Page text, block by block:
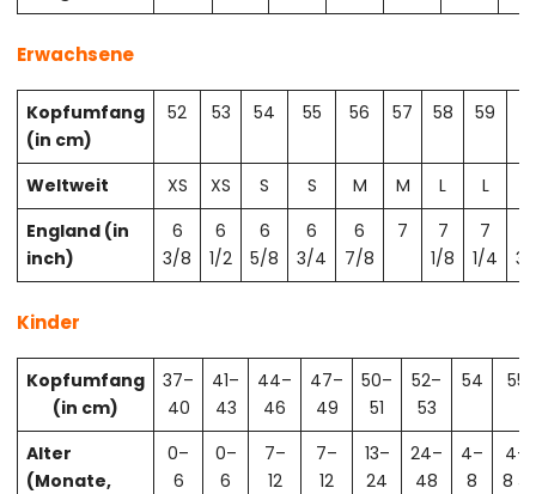
Erwachsene
Kopfumfang
(in cm)
52 53 54 55 56 57 58 59
Weltweit XS XS S S M M L L
England (in
inch)
6
3/8
6
1/2
6
5/8
6
3/4
6
7/8
7
7
1/8
7
1/4
Kinder
Kopfumfang
(in cm)
37–
40
41–
43
44–
46
47–
49
50–
51
52–
53
54 55
Alter
(Monate,
0–
6
0–
6
7–
12
7–
12
13–
24
24–
48
4–
8
4–
8 J.